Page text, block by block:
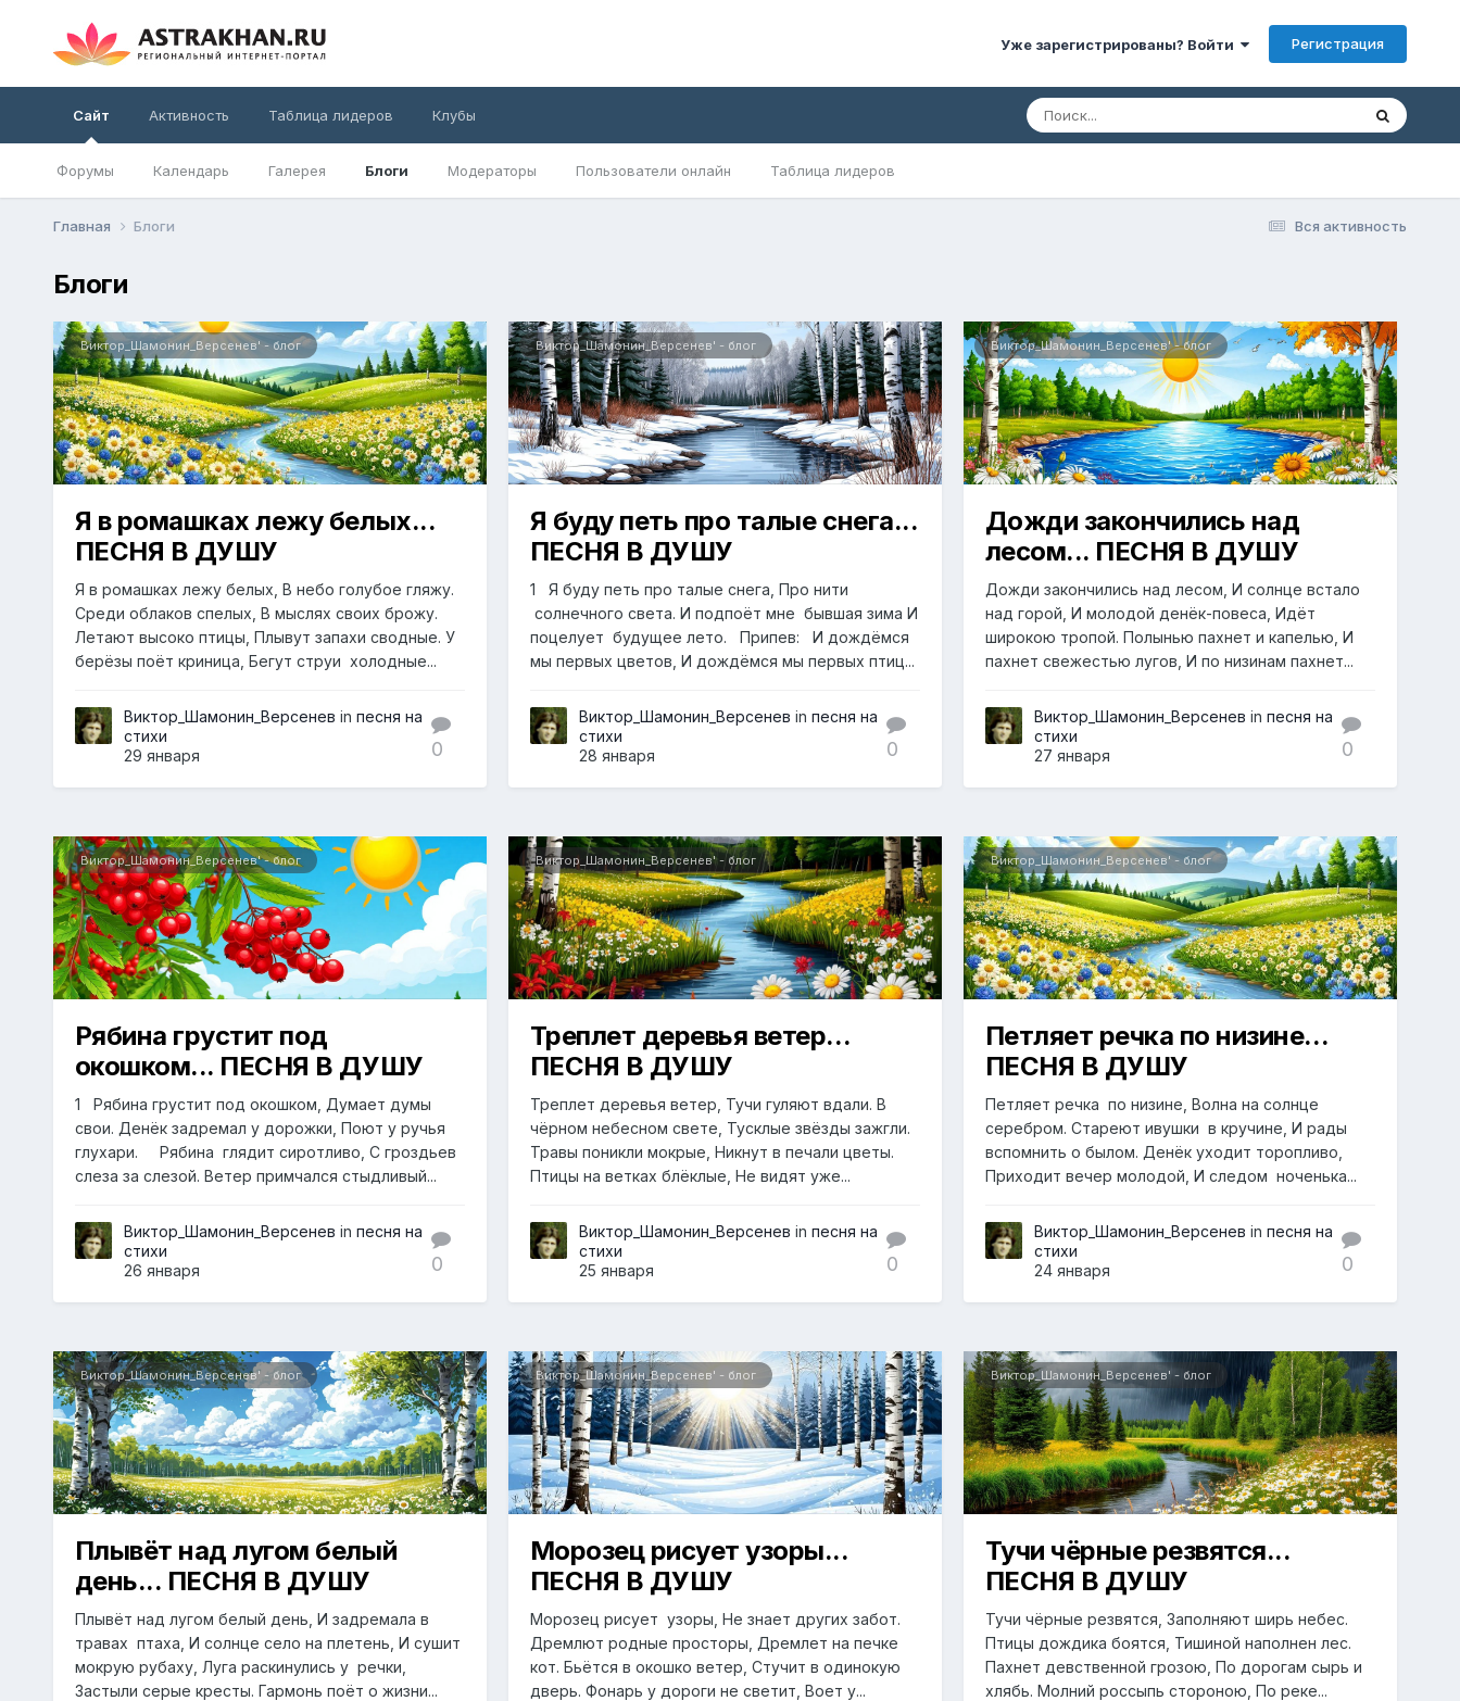
Уже зарегистрированы? Войти Регистрация
Сайт
Форумы Календарь Галерея Блоги Модераторы Пользователи онлайн Таблица лидеров
Активность Таблица лидеров Клубы
Вся активность
Главная Блоги
Блоги
Виктор_Шамонин_Версенев' - блог
Я в ромашках лежу белых...
ПЕСНЯ В ДУШУ
Я в ромашках лежу белых, В небо голубое гляжу.
Среди облаков спелых, В мыслях своих брожу.
Летают высоко птицы, Плывут запахи сводные. У
берёзы поёт криница, Бегут струи холодные...
Виктор_Шамонин_Версенев in песня на
стихи
29 января
0
Виктор_Шамонин_Версенев' - блог
Я буду петь про талые снега...
ПЕСНЯ В ДУШУ
1 Я буду петь про талые снега, Про нити
солнечного света. И подпоёт мне бывшая зима И
поцелует будущее лето. Припев: И дождёмся
мы первых цветов, И дождёмся мы первых птиц...
Виктор_Шамонин_Версенев in песня на
стихи
28 января
0
Виктор_Шамонин_Версенев' - блог
Дожди закончились над
лесом... ПЕСНЯ В ДУШУ
Дожди закончились над лесом, И солнце встало
над горой, И молодой денёк-повеса, Идёт
широкою тропой. Полынью пахнет и капелью, И
пахнет свежестью лугов, И по низинам пахнет...
Виктор_Шамонин_Версенев in песня на
стихи
27 января
0
Виктор_Шамонин_Версенев' - блог
Рябина грустит под
окошком... ПЕСНЯ В ДУШУ
1 Рябина грустит под окошком, Думает думы
свои. Денёк задремал у дорожки, Поют у ручья
глухари. Рябина глядит сиротливо, С гроздьев
слеза за слезой. Ветер примчался стыдливый...
Виктор_Шамонин_Версенев in песня на
стихи
26 января
0
Виктор_Шамонин_Версенев' - блог
Треплет деревья ветер...
ПЕСНЯ В ДУШУ
Треплет деревья ветер, Тучи гуляют вдали. В
чёрном небесном свете, Тусклые звёзды зажгли.
Травы поникли мокрые, Никнут в печали цветы.
Птицы на ветках блёклые, Не видят уже...
Виктор_Шамонин_Версенев in песня на
стихи
25 января
0
Виктор_Шамонин_Версенев' - блог
Петляет речка по низине...
ПЕСНЯ В ДУШУ
Петляет речка по низине, Волна на солнце
серебром. Стареют ивушки в кручине, И рады
вспомнить о былом. Денёк уходит торопливо,
Приходит вечер молодой, И следом ноченька...
Виктор_Шамонин_Версенев in песня на
стихи
24 января
0
Виктор_Шамонин_Версенев' - блог
Плывёт над лугом белый
день... ПЕСНЯ В ДУШУ
Плывёт над лугом белый день, И задремала в
травах птаха, И солнце село на плетень, И сушит
мокрую рубаху, Луга раскинулись у речки,
Застыли серые кресты. Гармонь поёт о жизни...
Виктор_Шамонин_Версенев' - блог
Морозец рисует узоры...
ПЕСНЯ В ДУШУ
Морозец рисует узоры, Не знает других забот.
Дремлют родные просторы, Дремлет на печке
кот. Бьётся в окошко ветер, Стучит в одинокую
дверь. Фонарь у дороги не светит, Воет у...
Виктор_Шамонин_Версенев' - блог
Тучи чёрные резвятся...
ПЕСНЯ В ДУШУ
Тучи чёрные резвятся, Заполняют ширь небес.
Птицы дождика боятся, Тишиной наполнен лес.
Пахнет девственной грозою, По дорогам сырь и
хлябь. Молний россыпь стороною, По реке...